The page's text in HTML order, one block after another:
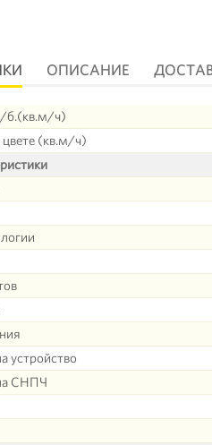
ОПИСАНИЕ
б.(кв.м/ч)
цвете (кв.м/ч)
устройство
СНПЧ